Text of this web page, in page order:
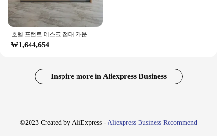
호텔 프런트 데스크 접대 카운터, 모던 접대 데스크, 뷰티 예약, 상업용 사무실 가구, 접대 데스크 테이블
₩1,644,654
Inspire more in Aliexpress Business
©2023 Created by AliExpress - Aliexpress Business Recommend